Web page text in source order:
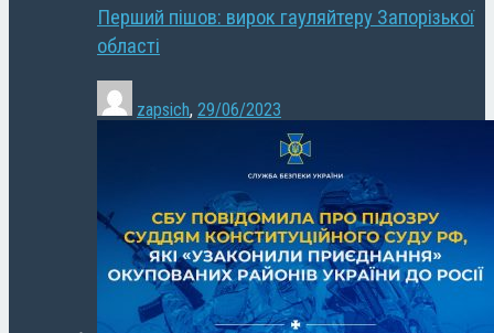
Перший пішов: вирок гауляйтеру Запорізької
області
zapsich, 29/06/2023